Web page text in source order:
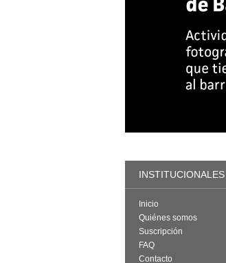
INSTITUCIONALES
Inicio
Quiénes somos
Suscripción
FAQ
Contacto